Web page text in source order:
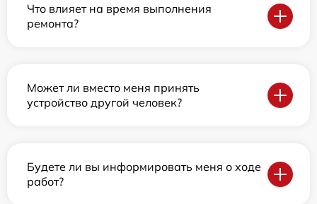
Что влияет на время выполнения
ремонта?
Может ли вместо меня принять
устройство другой человек?
Будете ли вы информировать меня о ходе
работ?